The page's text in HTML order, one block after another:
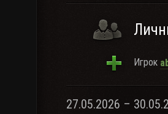
Игрок
27.05.2026 –